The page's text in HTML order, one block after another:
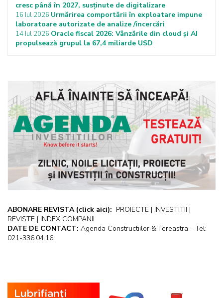
cresc până în 2027, susținute de digitalizare
16 Iul 2026 Urmărirea comportării în exploatare impune
laboratoare autorizate de analize /încercări
14 Iul 2026 Oracle fiscal 2026: Vânzările din cloud și AI
propulsează grupul la 67,4 miliarde USD
ABONARE REVISTA (click aici): PROIECTE | INVESTITII |
REVISTE | INDEX COMPANII
DATE DE CONTACT: Agenda Constructiilor & Fereastra - Tel:
021-336.04.16